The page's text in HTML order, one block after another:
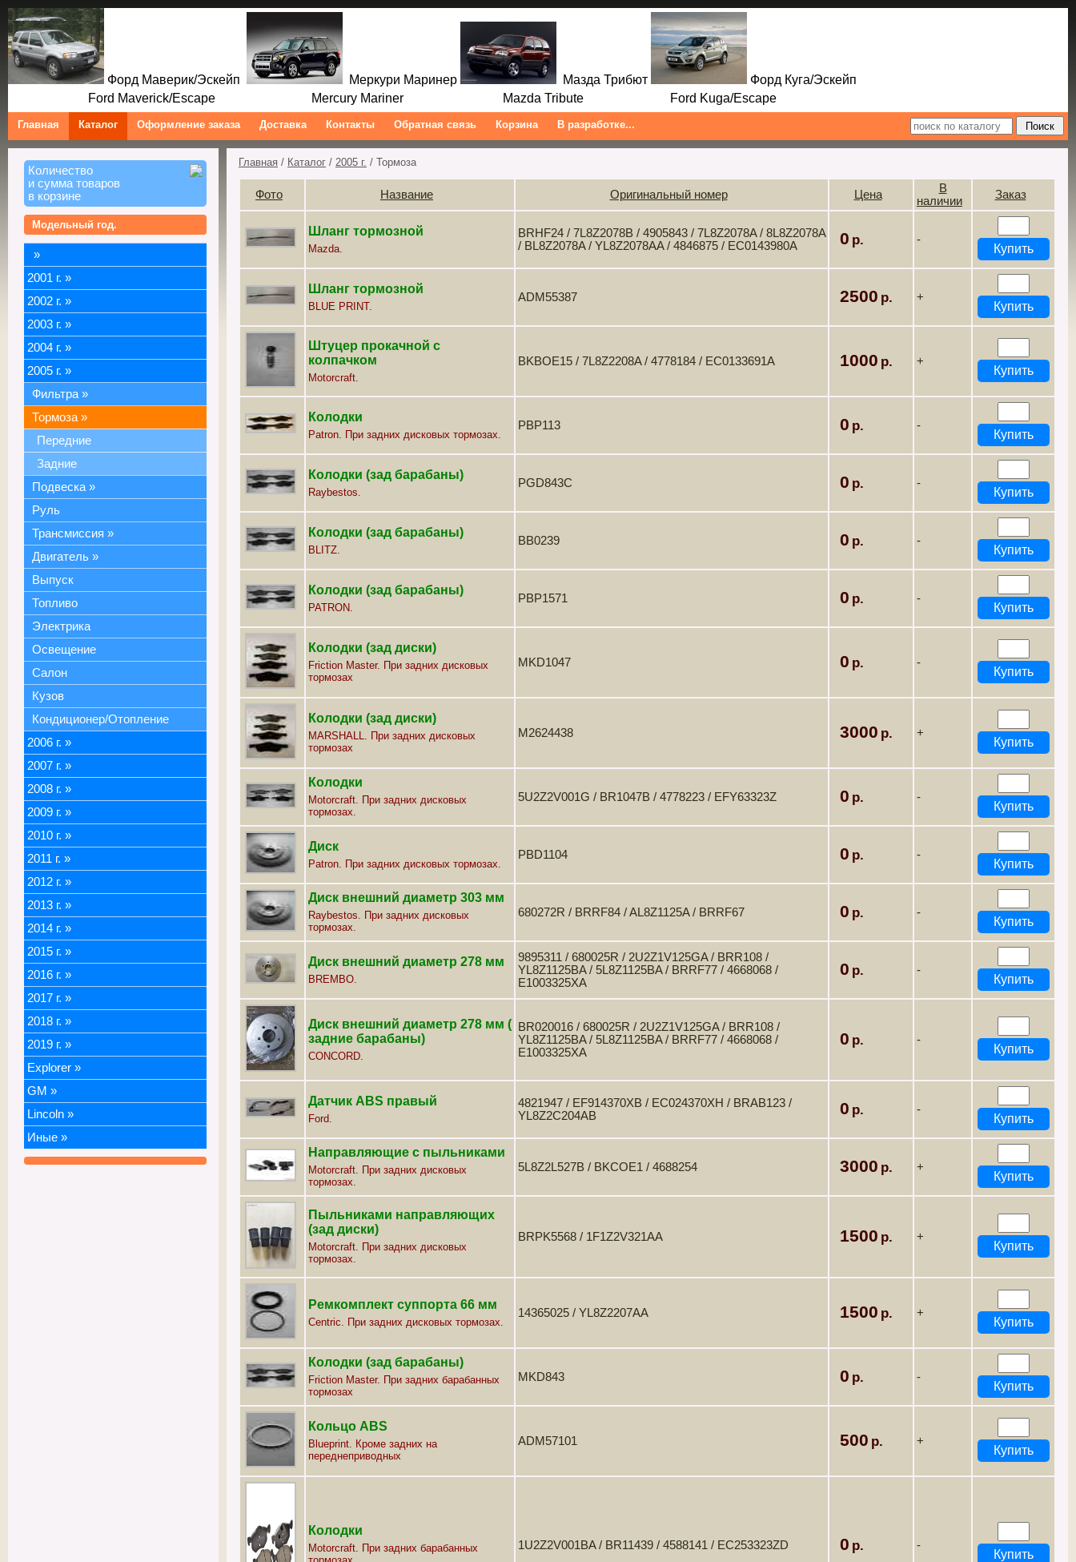
Форд Маверик/Эскейп Меркури Маринер Мазда Трибют
Форд Куга/Эскейп
Ford Maverick/Escape Mercury Mariner Mazda Tribute Ford Kuga/Escape
Главная Каталог Оформление заказа Доставка Контакты Обратная связь Корзина В разработке...
Количество
и сумма товаров
в корзине
Модельный год.
»
2001 г. »
2002 г. »
2003 г. »
2004 г. »
2005 г. »
Фильтра »
Тормоза »
Передние
Задние
Подвеска »
Руль
Трансмиссия »
Двигатель »
Выпуск
Топливо
Электрика
Освещение
Салон
Кузов
Кондиционер/Отопление
2006 г. »
2007 г. »
2008 г. »
2009 г. »
2010 г. »
2011 г. »
2012 г. »
2013 г. »
2014 г. »
2015 г. »
2016 г. »
2017 г. »
2018 г. »
2019 г. »
Explorer »
GM »
Lincoln »
Иные »
Главная / Каталог / 2005 г. / Тормоза
Фото Название Оригинальный номер Цена
В
наличии
Заказ
Шланг тормозной
Mazda.
BRHF24 / 7L8Z2078B / 4905843 / 7L8Z2078A / 8L8Z2078A
/ BL8Z2078A / YL8Z2078AA / 4846875 / EC0143980A
0 -
Шланг тормозной
BLUE PRINT.
ADM55387 2500 +
Штуцер прокачной с
колпачком
Motorcraft.
BKBOE15 / 7L8Z2208A / 4778184 / EC0133691A 1000 +
Колодки
Patron. При задних дисковых тормозах.
PBP113 0 -
Колодки (зад барабаны)
Raybestos.
PGD843C 0 -
Колодки (зад барабаны)
BLITZ.
BB0239 0 -
Колодки (зад барабаны)
PATRON.
PBP1571 0 -
Колодки (зад диски)
Friction Master. При задних дисковых
тормозах
MKD1047 0 -
Колодки (зад диски)
MARSHALL. При задних дисковых
тормозах
M2624438 3000 +
Колодки
Motorcraft. При задних дисковых
тормозах.
5U2Z2V001G / BR1047B / 4778223 / EFY63323Z 0 -
Диск
Patron. При задних дисковых тормозах.
PBD1104 0 -
Диск внешний диаметр 303 мм
Raybestos. При задних дисковых
тормозах.
680272R / BRRF84 / AL8Z1125A / BRRF67 0 -
Диск внешний диаметр 278 мм
BREMBO.
9895311 / 680025R / 2U2Z1V125GA / BRR108 /
YL8Z1125BA / 5L8Z1125BA / BRRF77 / 4668068 /
E1003325XA
0 -
Диск внешний диаметр 278 мм (
задние барабаны)
CONCORD.
BR020016 / 680025R / 2U2Z1V125GA / BRR108 /
YL8Z1125BA / 5L8Z1125BA / BRRF77 / 4668068 /
E1003325XA
0 -
Датчик ABS правый
Ford.
4821947 / EF914370XB / EC024370XH / BRAB123 /
YL8Z2C204AB
0 -
Направляющие с пыльниками
Motorcraft. При задних дисковых
тормозах.
5L8Z2L527B / BKCOE1 / 4688254 3000 +
Пыльниками направляющих
(зад диски)
Motorcraft. При задних дисковых
тормозах.
BRPK5568 / 1F1Z2V321AA 1500 +
Ремкомплект суппорта 66 мм
Centric. При задних дисковых тормозах.
14365025 / YL8Z2207AA 1500 +
Колодки (зад барабаны)
Friction Master. При задних барабанных
тормозах
MKD843 0 -
Кольцо ABS
Blueprint. Кроме задних на
переднеприводных
ADM57101 500 +
Колодки
Motorcraft. При задних барабанных
1U2Z2V001BA / BR11439 / 4588141 / EC253323ZD 0 -